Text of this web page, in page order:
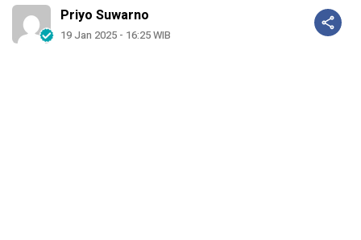
Priyo Suwarno
19 Jan 2025 - 16:25 WIB